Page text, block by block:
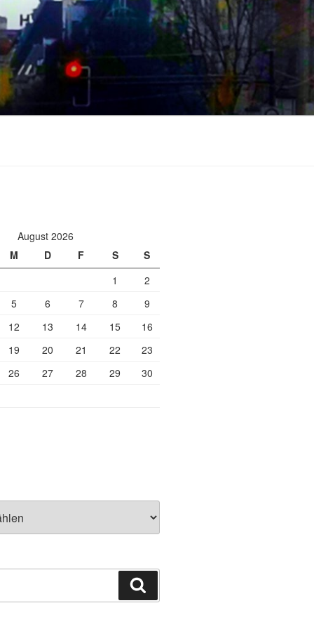
August 2026
M
D F S
S
1
2
5
6 7 8
9
12
13 14 15
16
19
20 21 22
23
26
27 28 29 30